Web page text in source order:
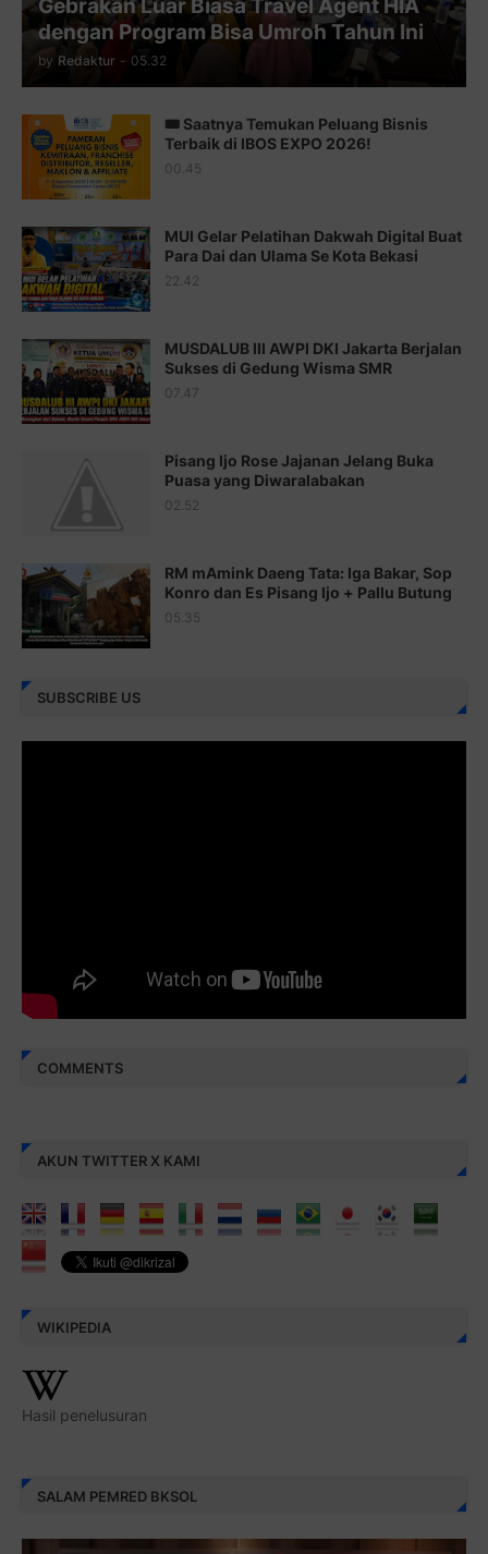
Juz 11 ⇨http://j.mp/2bHf80y
Juz 13 ⇨http://j.mp/2bFTiKQ
Juz 14 ⇨http://j.mp/2b8SUTA
Juz 15 ⇨http://j.mp/2bFRQIM
Juz 17 ⇨http://j.mp/2brHsFz
Juz 18 ⇨http://j.mp/2b8SCfc
Juz 19 ⇨http://j.mp/2bFSq95
Juz 20 ⇨http://j.mp/2brI1zc
Juz 21 ⇨http://j.mp/2b8VcBO
http://j.mp/2bFRxNP
http://j.mp/2brItxm
Juz 25 ⇨http://j.mp/2brImlf
Juz 26 ⇨http://j.mp/2bFRHF2
Gebrakan Luar Biasa Travel Agent HIA
dengan Program Bisa Umroh Tahun Ini
by Redaktur - 05.32
🎟️ Saatnya Temukan Peluang Bisnis
Terbaik di IBOS EXPO 2026!
00.45
MUI Gelar Pelatihan Dakwah Digital Buat
Para Dai dan Ulama Se Kota Bekasi
22.42
MUSDALUB III AWPI DKI Jakarta Berjalan
Sukses di Gedung Wisma SMR
07.47
Pisang Ijo Rose Jajanan Jelang Buka
Puasa yang Diwaralabakan
02.52
RM mAmink Daeng Tata: Iga Bakar, Sop
Konro dan Es Pisang Ijo + Pallu Butung
05.35
SUBSCRIBE US
COMMENTS
AKUN TWITTER X KAMI
WIKIPEDIA
Hasil penelusuran
SALAM PEMRED BKSOL